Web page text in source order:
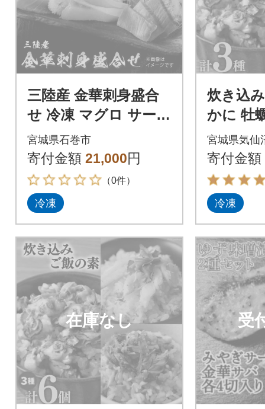
三陸産 金華刺身盛合
せ 冷凍 マグロ サーモ
ン ホタテ サバ ヒラ
メ エビ お寿司 寿司
寿司ネタ
宮城県石巻市
寄付金額 21,000円
（0件）
冷凍
炊き込
かに 牡
合用×各
65368]
宮城県気仙
寄付金額
冷凍
在庫なし 受